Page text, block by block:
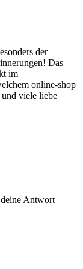
der
Das
im
online-shop
viele liebe
Antwort